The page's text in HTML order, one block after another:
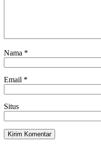
Nama *
Email *
Situs